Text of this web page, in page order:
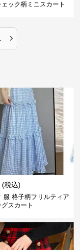
ック柄ミニスカート
›
(税込)
服 格子柄フリルティア
スカート